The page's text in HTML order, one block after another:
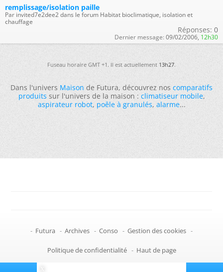
remplissage/isolation paille
Par invited7e2dee2 dans le forum Habitat bioclimatique, isolation et
chauffage
Réponses: 0
Dernier message: 09/02/2006, 12h30
Fuseau horaire GMT +1. Il est actuellement13h27.
Dans l'universMaisonde Futura, découvrez noscomparatifs
produitssur l'univers de la maison :climatiseur mobile,
aspirateur robot,poêle à granulés,alarme...
- Futura - Archives - Conso - Gestion des cookies -
Politique de confidentialité - Haut de page